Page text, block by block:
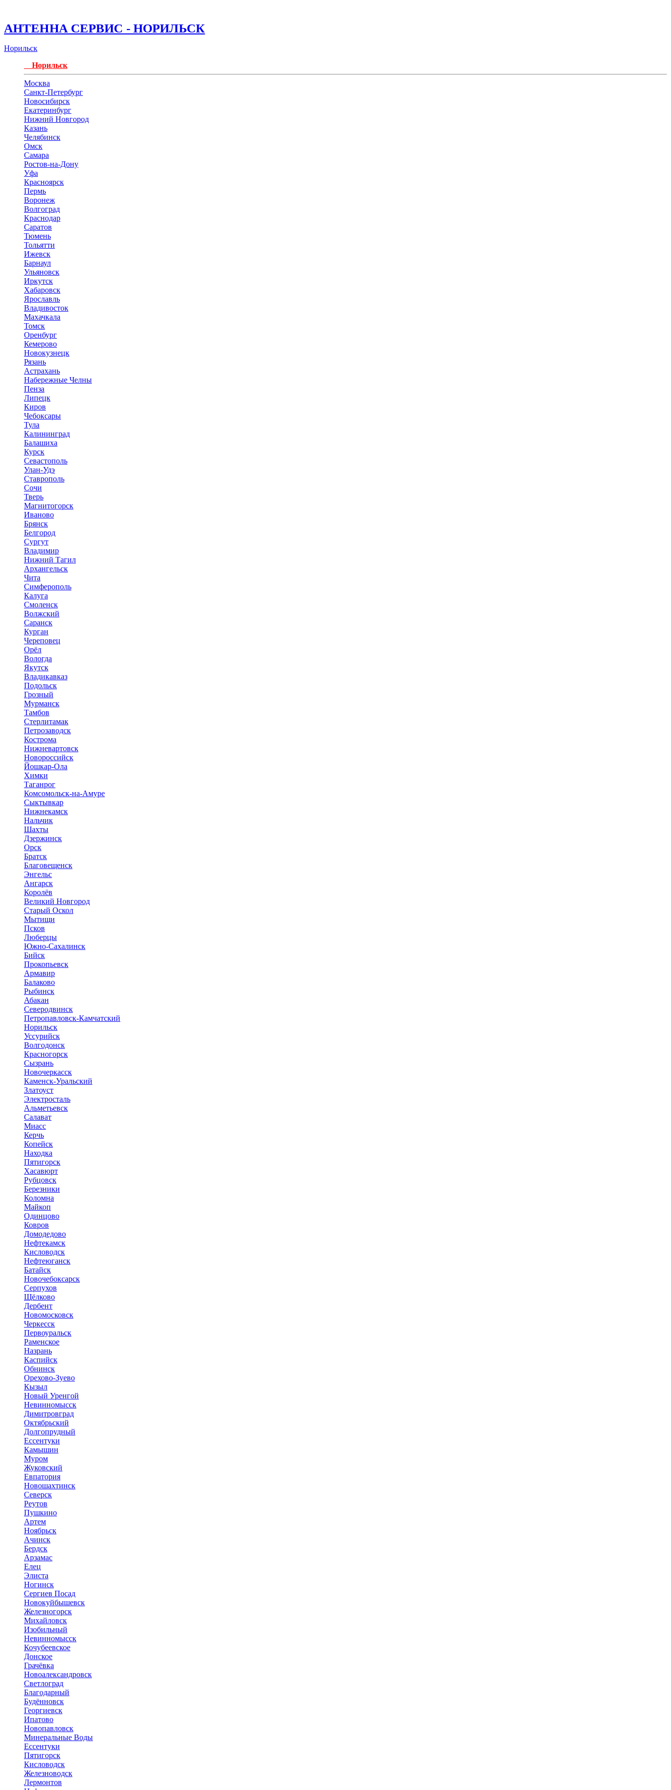
АНТЕННА СЕРВИС - НОРИЛЬСК
Норильск
Норильск
Москва
Санкт-Петербург
Новосибирск
Екатеринбург
Нижний Новгород
Казань
Челябинск
Омск
Самара
Ростов-на-Дону
Уфа
Красноярск
Пермь
Воронеж
Волгоград
Краснодар
Саратов
Тюмень
Тольятти
Ижевск
Барнаул
Ульяновск
Иркутск
Хабаровск
Ярославль
Владивосток
Махачкала
Томск
Оренбург
Кемерово
Новокузнецк
Рязань
Астрахань
Набережные Челны
Пенза
Липецк
Киров
Чебоксары
Тула
Калининград
Балашиха
Курск
Севастополь
Улан-Удэ
Ставрополь
Сочи
Тверь
Магнитогорск
Иваново
Брянск
Белгород
Сургут
Владимир
Нижний Тагил
Архангельск
Чита
Симферополь
Калуга
Смоленск
Волжский
Саранск
Курган
Череповец
Орёл
Вологда
Якутск
Владикавказ
Подольск
Грозный
Мурманск
Тамбов
Стерлитамак
Петрозаводск
Кострома
Нижневартовск
Новороссийск
Йошкар-Ола
Химки
Таганрог
Комсомольск-на-Амуре
Сыктывкар
Нижнекамск
Нальчик
Шахты
Дзержинск
Орск
Братск
Благовещенск
Энгельс
Ангарск
Королёв
Великий Новгород
Старый Оскол
Мытищи
Псков
Люберцы
Южно-Сахалинск
Бийск
Прокопьевск
Армавир
Балаково
Рыбинск
Абакан
Северодвинск
Петропавловск-Камчатский
Норильск
Уссурийск
Волгодонск
Красногорск
Сызрань
Новочеркасск
Каменск-Уральский
Златоуст
Электросталь
Альметьевск
Салават
Миасс
Керчь
Копейск
Находка
Пятигорск
Хасавюрт
Рубцовск
Березники
Коломна
Майкоп
Одинцово
Ковров
Домодедово
Нефтекамск
Кисловодск
Нефтеюганск
Батайск
Новочебоксарск
Серпухов
Щёлково
Дербент
Новомосковск
Черкесск
Первоуральск
Раменское
Назрань
Каспийск
Обнинск
Орехово-Зуево
Кызыл
Новый Уренгой
Невинномысск
Димитровград
Октябрьский
Долгопрудный
Ессентуки
Камышин
Муром
Жуковский
Евпатория
Новошахтинск
Северск
Реутов
Пушкино
Артем
Ноябрьск
Ачинск
Бердск
Арзамас
Елец
Элиста
Ногинск
Сергиев Посад
Новокуйбышевск
Железногорск
Михайловск
Изобильный
Невинномысск
Кочубеевское
Донское
Грачёвка
Новоалександровск
Светлоград
Благодарный
Будённовск
Георгиевск
Ипатово
Новопавловск
Минеральные Воды
Ессентуки
Пятигорск
Кисловодск
Железноводск
Лермонтов